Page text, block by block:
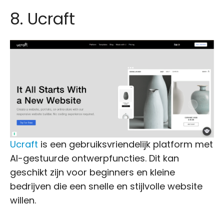
8. Ucraft
Ucraft is een gebruiksvriendelijk platform met
AI-gestuurde ontwerpfuncties. Dit kan
geschikt zijn voor beginners en kleine
bedrijven die een snelle en stijlvolle website
willen.